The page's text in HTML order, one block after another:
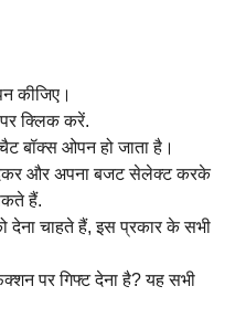
कीजिए।
क्लिक करें.
बॉक्स ओपन हो जाता है।
देकर और अपना बजट सेलेक्ट करके
हैं.
देना चाहते हैं, इस प्रकार के सभी
पर गिफ्ट देना है? यह सभी